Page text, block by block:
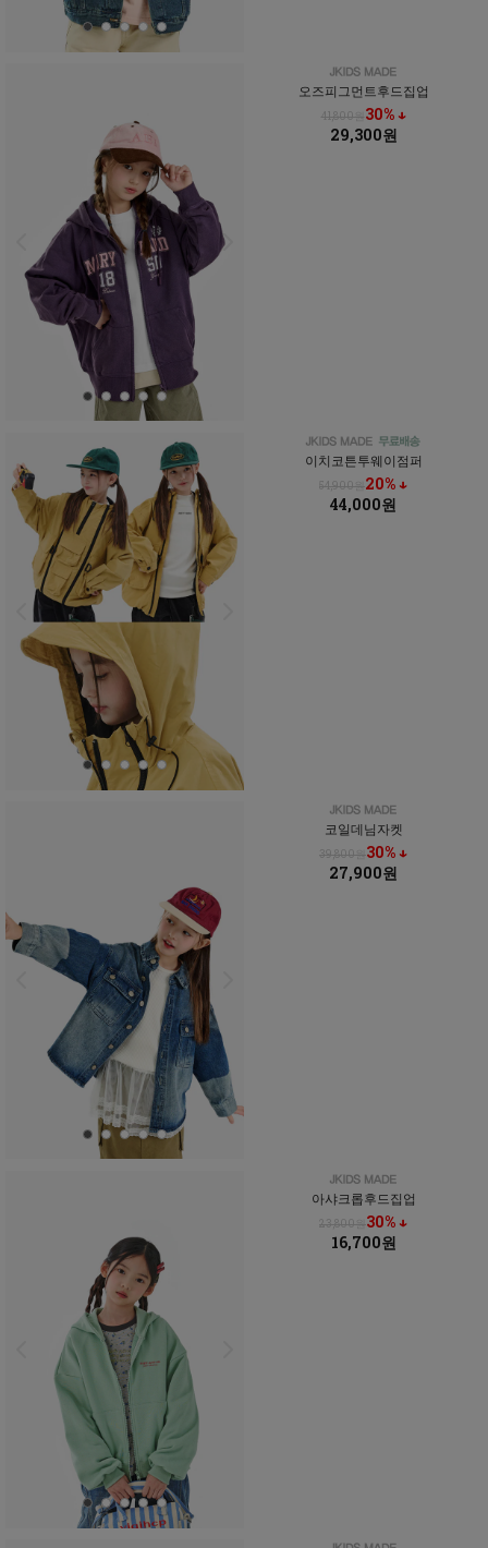
오즈피그먼트후드집업
41,800원 30% ↓
29,300원
이치코튼투웨이점퍼
54,900원20% ↓
44,000원
코일데님자켓
39,800원30% ↓
27,900원
아샤크롭후드집업
23,800원30% ↓
16,700원